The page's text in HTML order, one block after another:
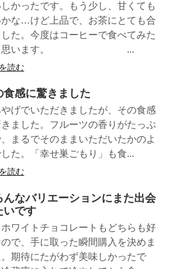
かったです。もう少し、甘くても
かな…けど上品で、お茶にとても合
た。今度はコーヒーで食べてみた
思います。 ...
読む
食感に驚きました
げでいただきましたが、その食感
ました。フルーツの香りがたっぷ
、まるでそのままいただいたかのよ
した。「幸せ巣ごもり」も食...
読む
んなバリエーションにまた出会
いです
ワイトチョコレートもどちらも好
ので、手に取った瞬間購入を決めま
。期待にたがわず美味しかったで